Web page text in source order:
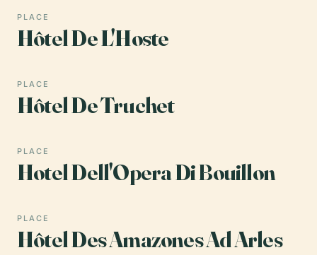
PLACE
Hôtel De L'Hoste
PLACE
Hôtel De Truchet
PLACE
Hotel Dell'Opera Di Bouillon
PLACE
Hôtel Des Amazones Ad Arles